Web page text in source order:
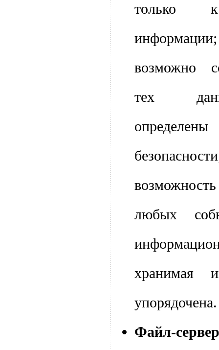
только к
информации;
возможно
тех
любых
хранимая
Файл-